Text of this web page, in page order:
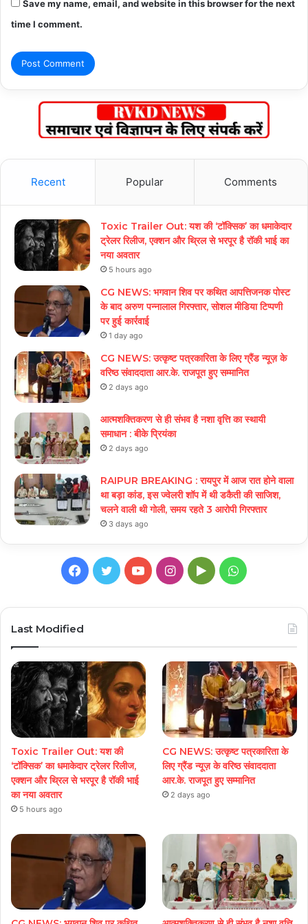
Save my name, email, and website in this browser for the next
time I comment.
Recent Popular Comments
Toxic Trailer Out: यश की ‘टॉक्सिक’ का धमाकेदार
ट्रेलर रिलीज, एक्शन और थ्रिल से भरपूर है रॉकी भाई का
नया अवतार
5 hours ago
CG NEWS: भगवान शिव पर कथित आपत्तिजनक पोस्ट
के बाद अरुण पन्नालाल गिरफ्तार, सोशल मीडिया टिप्पणी
पर हुई कार्रवाई
1 day ago
CG NEWS: उत्कृष्ट पत्रकारिता के लिए ग्रैंड न्यूज़ के
वरिष्ठ संवाददाता आर.के. राजपूत हुए सम्मानित
2 days ago
आत्मशक्तिकरण से ही संभव है नशा वृत्ति का स्थायी
समाधान : बीके प्रियंका
2 days ago
RAIPUR BREAKING : रायपुर में आज रात होने वाला
था बड़ा कांड, इस ज्वेलरी शॉप में थी डकैती की साजिश,
चलने वाली थी गोली, समय रहते 3 आरोपी गिरफ्तार
3 days ago
Facebook
TwitterYouTubeInstagram
GoogleWhatsApp
Last Modified
Toxic Trailer Out: यश की
‘टॉक्सिक’ का धमाकेदार ट्रेलर रिलीज,
एक्शन और थ्रिल से भरपूर है रॉकी भाई
का नया अवतार
5 hours ago
CG NEWS: उत्कृष्ट पत्रकारिता के
लिए ग्रैंड न्यूज़ के वरिष्ठ संवाददाता
आर.के. राजपूत हुए सम्मानित
2 days ago